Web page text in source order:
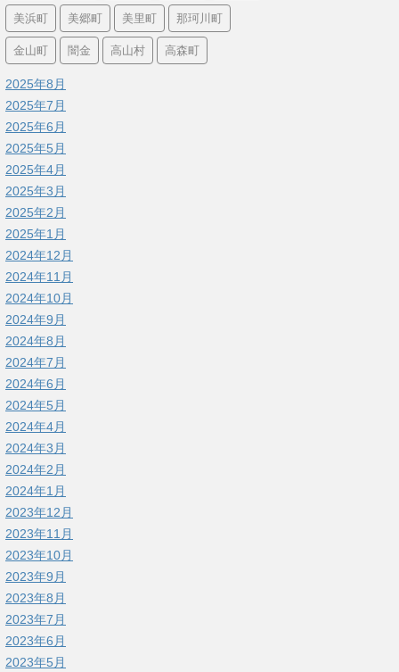
美浜町 美郷町 美里町 那珂川町
金山町 闇金 高山村 高森町
2025年8月
2025年7月
2025年6月
2025年5月
2025年4月
2025年3月
2025年2月
2025年1月
2024年12月
2024年11月
2024年10月
2024年9月
2024年8月
2024年7月
2024年6月
2024年5月
2024年4月
2024年3月
2024年2月
2024年1月
2023年12月
2023年11月
2023年10月
2023年9月
2023年8月
2023年7月
2023年6月
2023年5月